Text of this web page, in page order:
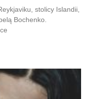
stolicy Islandii,
Bochenko.